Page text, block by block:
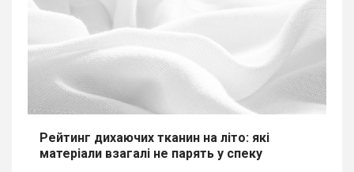
Рейтинг дихаючих тканин на літо: які
матеріали взагалі не парять у спеку